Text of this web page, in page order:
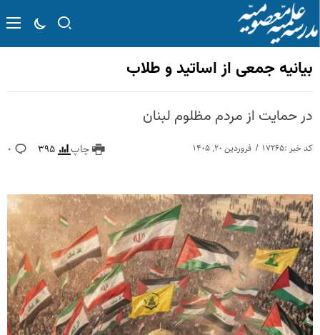
بیانیه جمعی از اساتید و طلاب
در حمایت از مردم مظلوم لبنان
کد خبر :۱۷۲۶۵ فروردین ۲۰, ۱۴۰۵ چاپ ۳۹۵ ۰